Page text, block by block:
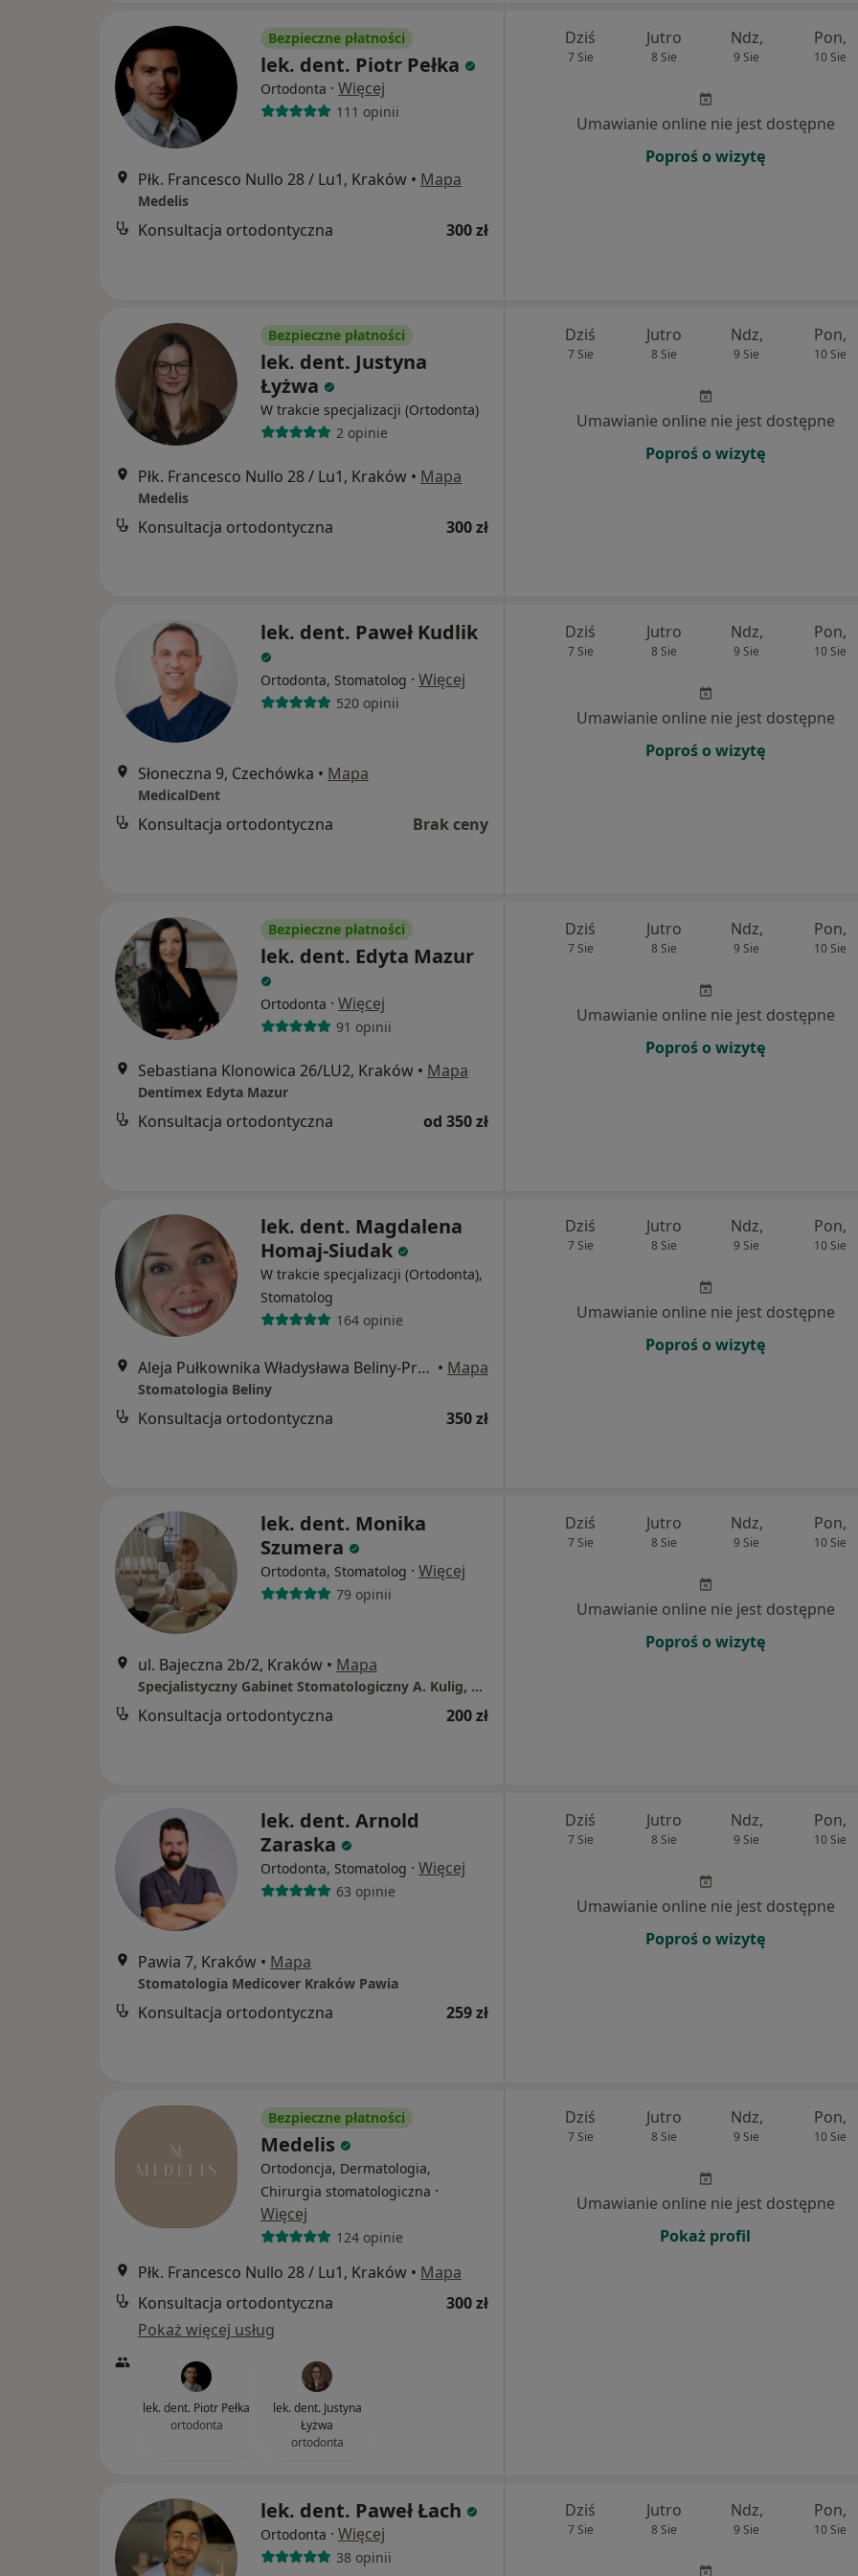
Bezpieczne płatności
lek. dent. Piotr Pełka
Ortodonta · Więcej
111 opinii
Płk. Francesco Nullo 28 / Lu1, Kraków • Mapa
Medelis
Konsultacja ortodontyczna 300 zł
Dziś
7 Sie
Jutro
8 Sie
Ndz,
9 Sie
Pon,
10 Sie
Umawianie online nie jest dostępne
Poproś o wizytę
Bezpieczne płatności
lek. dent. Justyna
Łyżwa
W trakcie specjalizacji (Ortodonta)
2 opinie
Płk. Francesco Nullo 28 / Lu1, Kraków • Mapa
Medelis
Konsultacja ortodontyczna 300 zł
Dziś
7 Sie
Jutro
8 Sie
Ndz,
9 Sie
Pon,
10 Sie
Umawianie online nie jest dostępne
Poproś o wizytę
lek. dent. Paweł Kudlik
Ortodonta, Stomatolog · Więcej
520 opinii
Słoneczna 9, Czechówka • Mapa
MedicalDent
Konsultacja ortodontyczna Brak ceny
Dziś
7 Sie
Jutro
8 Sie
Ndz,
9 Sie
Pon,
10 Sie
Umawianie online nie jest dostępne
Poproś o wizytę
Bezpieczne płatności
lek. dent. Edyta Mazur
Ortodonta · Więcej
91 opinii
Sebastiana Klonowica 26/LU2, Kraków • Mapa
Dentimex Edyta Mazur
Konsultacja ortodontyczna od 350 zł
Dziś
7 Sie
Jutro
8 Sie
Ndz,
9 Sie
Pon,
10 Sie
Umawianie online nie jest dostępne
Poproś o wizytę
lek. dent. Magdalena
Homaj-Siudak
W trakcie specjalizacji (Ortodonta),
Stomatolog
164 opinie
Aleja Pułkownika Władysława Beliny-Prażmowskiego 60, Kraków • Mapa
Stomatologia Beliny
Konsultacja ortodontyczna 350 zł
Dziś
7 Sie
Jutro
8 Sie
Ndz,
9 Sie
Pon,
10 Sie
Umawianie online nie jest dostępne
Poproś o wizytę
lek. dent. Monika
Szumera
Ortodonta, Stomatolog · Więcej
79 opinii
ul. Bajeczna 2b/2, Kraków • Mapa
Specjalistyczny Gabinet Stomatologiczny A. Kulig, M. Szumera
Konsultacja ortodontyczna 200 zł
Dziś
7 Sie
Jutro
8 Sie
Ndz,
9 Sie
Pon,
10 Sie
Umawianie online nie jest dostępne
Poproś o wizytę
lek. dent. Arnold
Zaraska
Ortodonta, Stomatolog · Więcej
63 opinie
Pawia 7, Kraków • Mapa
Stomatologia Medicover Kraków Pawia
Konsultacja ortodontyczna 259 zł
Dziś
7 Sie
Jutro
8 Sie
Ndz,
9 Sie
Pon,
10 Sie
Umawianie online nie jest dostępne
Poproś o wizytę
Bezpieczne płatności
Medelis
Ortodoncja, Dermatologia,
Chirurgia stomatologiczna ·
Więcej
124 opinie
Płk. Francesco Nullo 28 / Lu1, Kraków • Mapa
Konsultacja ortodontyczna
300 zł
Pokaż więcej usług
lek. dent. Piotr Pełka
ortodonta
lek. dent. Justyna
Łyżwa
ortodonta
Dziś
7 Sie
Jutro
8 Sie
Ndz,
9 Sie
Pon,
10 Sie
Umawianie online nie jest dostępne
Pokaż profil
lek. dent. Paweł Łach
Ortodonta · Więcej
38 opinii
Dziś
7 Sie
Jutro
8 Sie
Ndz,
9 Sie
Pon,
10 Sie